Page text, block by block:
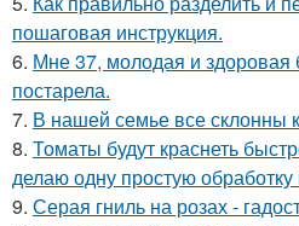
пошаговая инструкция.
6. Мне 37, молодая и здоровая
постарела.
7. В нашей семье все склонны
8. Томаты будут краснеть
делаю одну простую обработку
9. Серая гниль на розах -